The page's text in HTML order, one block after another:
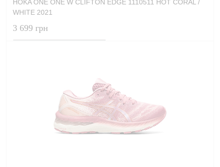
HOKA ONE ONE W CLIFTON EDGE 1110511 HOT CORAL /
WHITE 2021
3 699 грн